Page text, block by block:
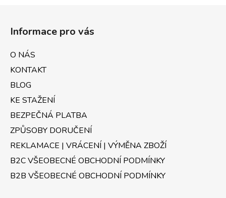
Informace pro vás
O NÁS
KONTAKT
BLOG
KE STAŽENÍ
BEZPEČNÁ PLATBA
ZPŮSOBY DORUČENÍ
REKLAMACE | VRÁCENÍ | VÝMĚNA ZBOŽÍ
B2C VŠEOBECNÉ OBCHODNÍ PODMÍNKY
B2B VŠEOBECNÉ OBCHODNÍ PODMÍNKY